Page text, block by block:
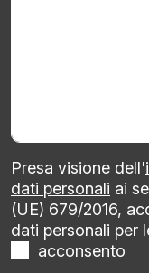
Presa visione dell'
dati personali ai
(UE) 679/2016,
dati personali per
acconsento